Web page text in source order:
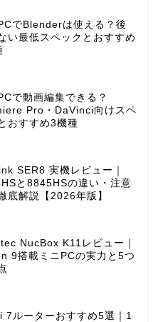
でBlenderは使える？後
い最低スペックとおすすめ
で動画編集できる？
Pro・DaVinci向けスペ
おすすめ3機種
SER8 実機レビュー｜
と8845HSの違い・注意
底解説【2026年版】
NucBox K11レビュー｜
9搭載ミニPCの実力と5つ
7ルーターおすすめ5選｜1